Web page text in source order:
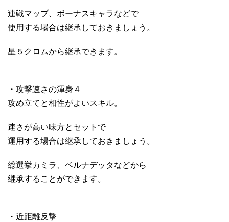
連戦マップ、ボーナスキャラなどで
使用する場合は継承しておきましょう。
星５クロムから継承できます。
・攻撃速さの渾身４
攻め立てと相性がよいスキル。
速さが高い味方とセットで
運用する場合は継承しておきましょう。
総選挙カミラ、ベルナデッタなどから
継承することができます。
・近距離反撃